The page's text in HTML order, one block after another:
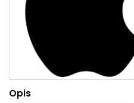
Opis